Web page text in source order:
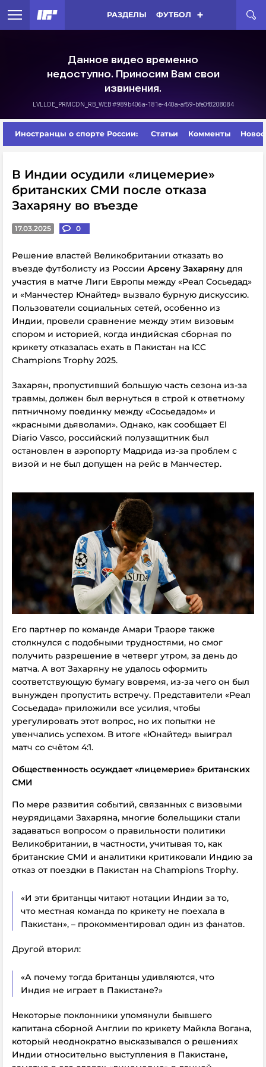
РАЗДЕЛЫ ФУТБОЛ
Иностранцы о спорте России: Статьи Комменты
В Индии осудили «лицемерие»
британских СМИ после отказа
Захаряну во въезде
17.03.2025 0
Решение властей Великобритании отказать во
въезде футболисту из России Арсену Захаряну для
участия в матче Лиги Европы между «Реал Сосьедад»
и «Манчестер Юнайтед» вызвало бурную дискуссию.
Пользователи социальных сетей, особенно из
Индии, провели сравнение между этим визовым
спором и историей, когда индийская сборная по
крикету отказалась ехать в Пакистан на ICC
Champions Trophy 2025.
Захарян, пропустивший большую часть сезона из-за
травмы, должен был вернуться в строй к ответному
пятничному поединку между «Сосьедадом» и
«красными дьяволами». Однако, как сообщает El
Diario Vasco, российский полузащитник был
остановлен в аэропорту Мадрида из-за проблем с
визой и не был допущен на рейс в Манчестер.
Его партнер по команде Амари Траоре также
столкнулся с подобными трудностями, но смог
получить разрешение в четверг утром, за день до
матча. А вот Захаряну не удалось оформить
соответствующую бумагу вовремя, из-за чего он был
вынужден пропустить встречу. Представители «Реал
Сосьедада» приложили все усилия, чтобы
урегулировать этот вопрос, но их попытки не
увенчались успехом. В итоге «Юнайтед» выиграл
матч со счётом 4:1.
Общественность осуждает «лицемерие» британских
СМИ
По мере развития событий, связанных с визовыми
неурядицами Захаряна, многие болельщики стали
задаваться вопросом о правильности политики
Великобритании, в частности, учитывая то, как
британские СМИ и аналитики критиковали Индию за
отказ от поездки в Пакистан на Champions Trophy.
«И эти британцы читают нотации Индии за то,
что местная команда по крикету не поехала в
Пакистан», – прокомментировал один из фанатов.
Другой вторил:
«А почему тогда британцы удивляются, что
Индия не играет в Пакистане?»
Некоторые поклонники упомянули бывшего
капитана сборной Англии по крикету Майкла Вогана,
который неоднократно высказывался о решениях
Индии относительно выступления в Пакистане,